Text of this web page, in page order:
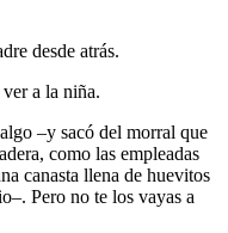
desde atrás.
a la niña.
–y sacó del morral que
como las empleadas
canasta llena de huevitos
Pero no te los vayas a